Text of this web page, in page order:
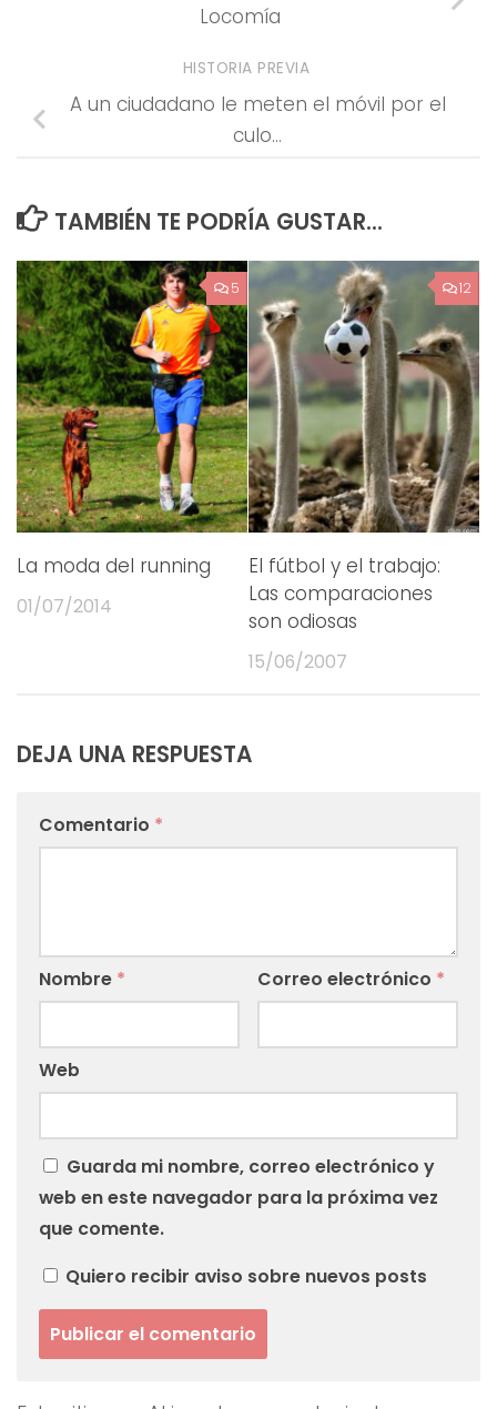
Locomía
HISTORIA PREVIA
A un ciudadano le meten el móvil por el
culo…
TAMBIÉN TE PODRÍA GUSTAR...
5
La moda del running
01/07/2014
12
El fútbol y el trabajo:
Las comparaciones
son odiosas
15/06/2007
DEJA UNA RESPUESTA
Comentario *
Nombre * Correo electrónico *
Web
Guarda mi nombre, correo electrónico y
web en este navegador para la próxima vez
que comente.
Quiero recibir aviso sobre nuevos posts